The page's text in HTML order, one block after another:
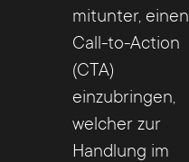
mitunter, einen
Call-to-Action
(CTA)
einzubringen,
welcher zur
Handlung im